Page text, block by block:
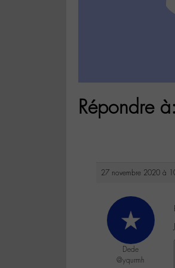
Répondre
27 novembre 2020 à
Dede
@yqurmh